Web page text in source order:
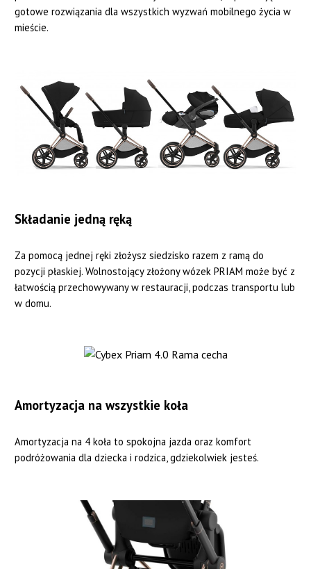
gotowe rozwiązania dla wszystkich wyzwań mobilnego życia w
mieście.
Składanie jedną ręką
Za pomocą jednej ręki złożysz siedzisko razem z ramą do
pozycji płaskiej. Wolnostojący złożony wózek PRIAM może być z
łatwością przechowywany w restauracji, podczas transportu lub
w domu.
Amortyzacja na wszystkie koła
Amortyzacja na 4 koła to spokojna jazda oraz komfort
podróżowania dla dziecka i rodzica, gdziekolwiek jesteś.